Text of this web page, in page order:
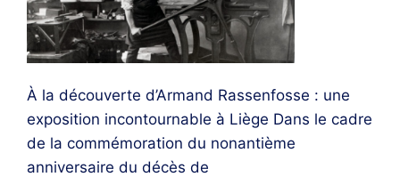
À la découverte d’Armand Rassenfosse : une
exposition incontournable à Liège Dans le cadre
de la commémoration du nonantième
anniversaire du décès de